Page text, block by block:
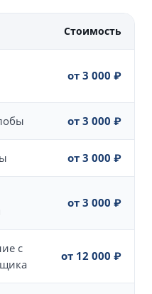
Стоимость
от 3 000 ₽
от 3 000 ₽
от 3 000 ₽
от 3 000 ₽
с
от 12 000 ₽